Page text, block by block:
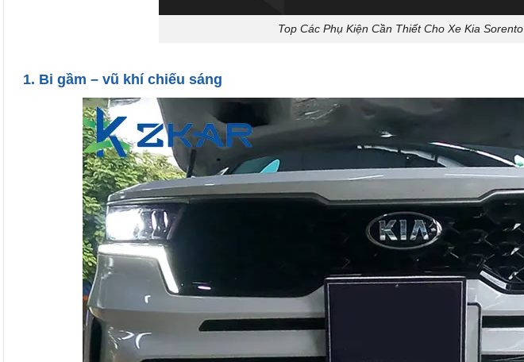
Top Các Phụ Kiện Cần Thiết Cho Xe Kia Sorento
1. Bi gầm – vũ khí chiếu sáng